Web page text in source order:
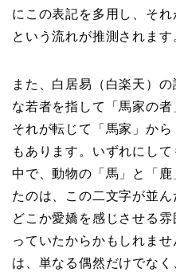
にこの表記を多用し、そ
という流れが推測されます
また、白居易（白楽天）
な若者を指して「馬家の者
それが転じて「馬家」か
もあります。いずれにし
中で、動物の「馬」と「
たのは、この二文字が並ん
どこか愛嬌を感じさせる
っていたからかもしれま
は、単なる偶然だけでな